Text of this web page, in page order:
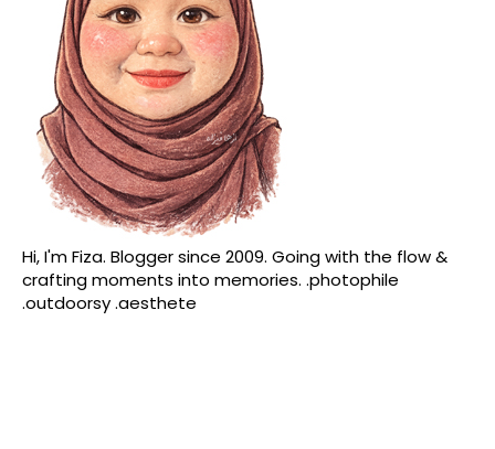
Hi, I'm Fiza. Blogger since 2009. Going with the flow &
crafting moments into memories. .photophile
.outdoorsy .aesthete